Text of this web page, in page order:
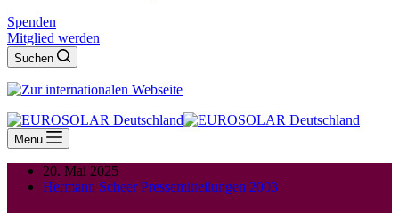
Spenden
Mitglied werden
Suchen
Menu
20. Mai 2025
Hermann Scheer Pressemitteilungen 2003